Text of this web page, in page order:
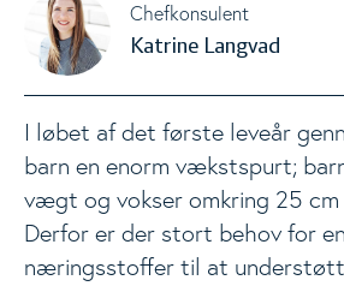
Gravide og ammende
Livsstil
Materialer
Chefkonsulent
Katrine Langvad
I løbet af det første leveår
barn en enorm vækstspurt;
vægt og vokser omkring 25
Derfor er der stort behov for
næringsstoffer til at